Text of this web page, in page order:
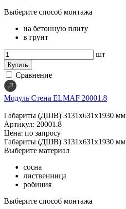
Выберите способ монтажа
на бетонную плиту
в грунт
шт
Купить
Сравнение
Модуль Стена ELMAF 20001.8
Габариты (ДШВ) 3131х631х1930 мм
Артикул: 20001.8
Цена: по запросу
Габариты (ДШВ) 3131х631х1930 мм
Выберите материал
сосна
лиственница
робиния
Выберите способ монтажа